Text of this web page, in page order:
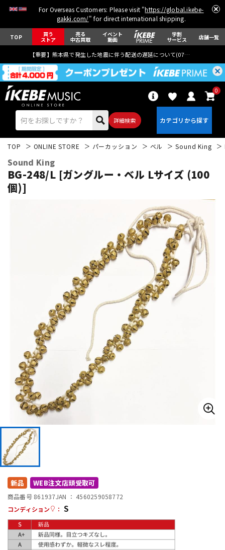
For Overseas Customers: Please visit "https://global.ikebe-
gakki.com/" for direct international shipping.
TOP 買う
ストア
売る
中古買取
イベント
動画
学割
サービス 店舗一覧
【重要】熊本県で発生した地震に伴う配送の遅延について(07月29日
詳細検索
0
アコギ/エレアコ
ウクレレ
パーカッション
キーボード 電子ピアノ
管楽器
配信/ライブ機器
中古 ヴィンテージ
TOP ONLINE STORE パーカッション ベル Sound King
Sound King
BG-248/L [ガングルー・ベル Lサイズ (100
個)]
新品 WEB注文店頭受取可
商品番号 861937JAN ： 4560259058772
コンディション
： S